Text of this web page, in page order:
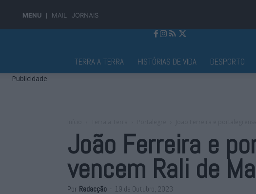
MENU MAIL JORNAIS
TERRA A TERRA HISTÓRIAS DE VIDA DESPORTO
Publicidade
João Ferreira e
vencem Rali de
Por Redacção - 19 de Outubro, 2023